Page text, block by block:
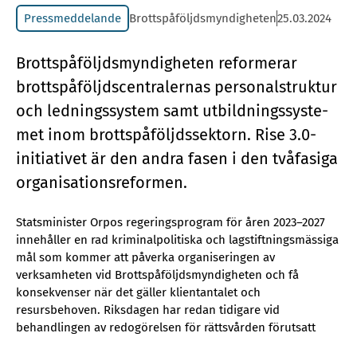
Pressmeddelande Brottspåföljdsmyndigheten25.03.2024
Brottspå­följds­myn­dig­he­ten re­for­me­rar
brottspå­följds­cen­tra­ler­nas per­so­nal­struk­tur
och led­nings­sy­stem samt ut­bild­nings­sy­ste­
met inom brottspå­följds­sek­torn. Rise 3.0-
ini­ti­a­ti­vet är den and­ra fa­sen i den två­fa­si­ga
or­ga­ni­sa­tions­re­for­men.
Statsminister Orpos regeringsprogram för åren 2023–2027
innehåller en rad kriminalpolitiska och lagstiftningsmässiga
mål som kommer att påverka organiseringen av
verksamheten vid Brottspåföljdsmyndigheten och få
konsekvenser när det gäller klientantalet och
resursbehoven. Riksdagen har redan tidigare vid
behandlingen av redogörelsen för rättsvården förutsatt